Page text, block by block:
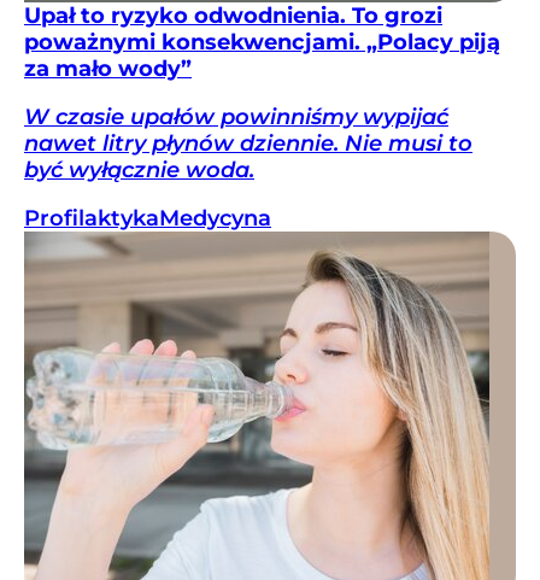
Upał to ryzyko odwodnienia. To grozi
poważnymi konsekwencjami. „Polacy piją
za mało wody”
W czasie upałów powinniśmy wypijać
nawet litry płynów dziennie. Nie musi to
być wyłącznie woda.
ProfilaktykaMedycyna